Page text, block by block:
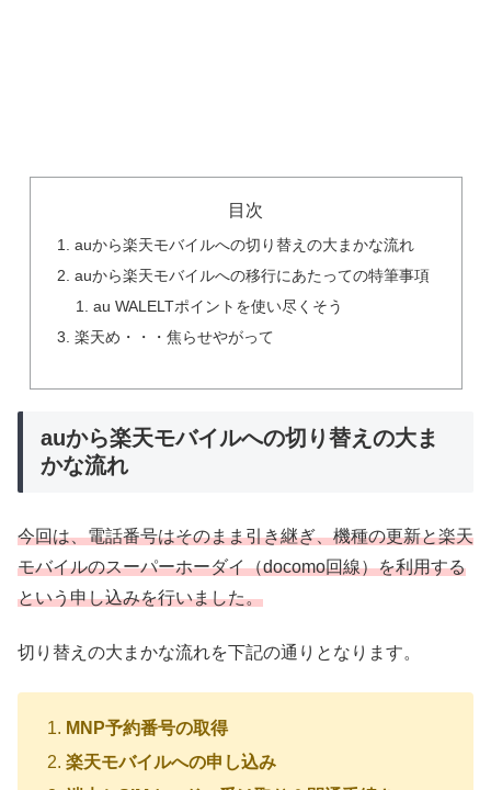
目次
auから楽天モバイルへの切り替えの大まかな流れ
auから楽天モバイルへの移行にあたっての特筆事項
au WALELTポイントを使い尽くそう
楽天め・・・焦らせやがって
auから楽天モバイルへの切り替えの大ま
かな流れ
今回は、電話番号はそのまま引き継ぎ、機種の更新と楽天
モバイルのスーパーホーダイ（docomo回線）を利用する
という申し込みを行いました。
切り替えの大まかな流れを下記の通りとなります。
MNP予約番号の取得
楽天モバイルへの申し込み